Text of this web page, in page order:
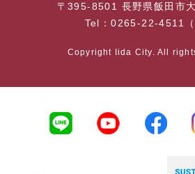
〒395-8501 長野県飯田市
Tel：0265-22-4511（
Copyright Iida City. All